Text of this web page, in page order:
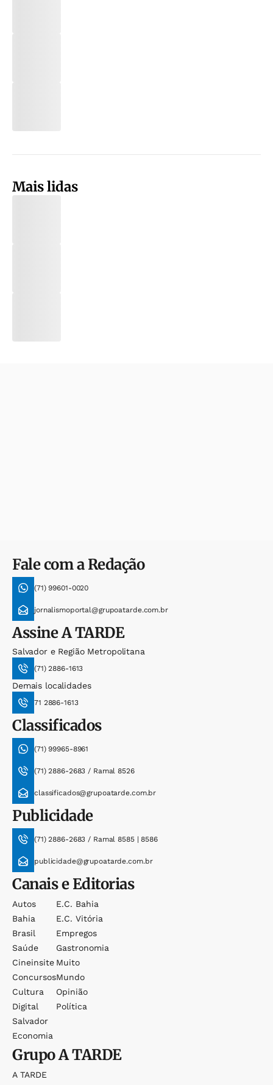
Mais lidas
Fale com a Redação
(71) 99601-0020
jornalismoportal@grupoatarde.com.br
AssineA TARDE
Salvador e Região Metropolitana
(71) 2886-1613
Demais localidades
71 2886-1613
Classificados
(71) 99965-8961
(71) 2886-2683 / Ramal 8526
classificados@grupoatarde.com.br
Publicidade
(71) 2886-2683 / Ramal 8585 | 8586
publicidade@grupoatarde.com.br
Canais e Editorias
Autos
Bahia
Brasil
Saúde
Cineinsite
Concursos
Cultura
Digital
Salvador
Economia
E.c. Bahia
E.c. Vitória
Empregos
Gastronomia
Muito
Mundo
Opinião
Política
GrupoA TARDE
A TARDE